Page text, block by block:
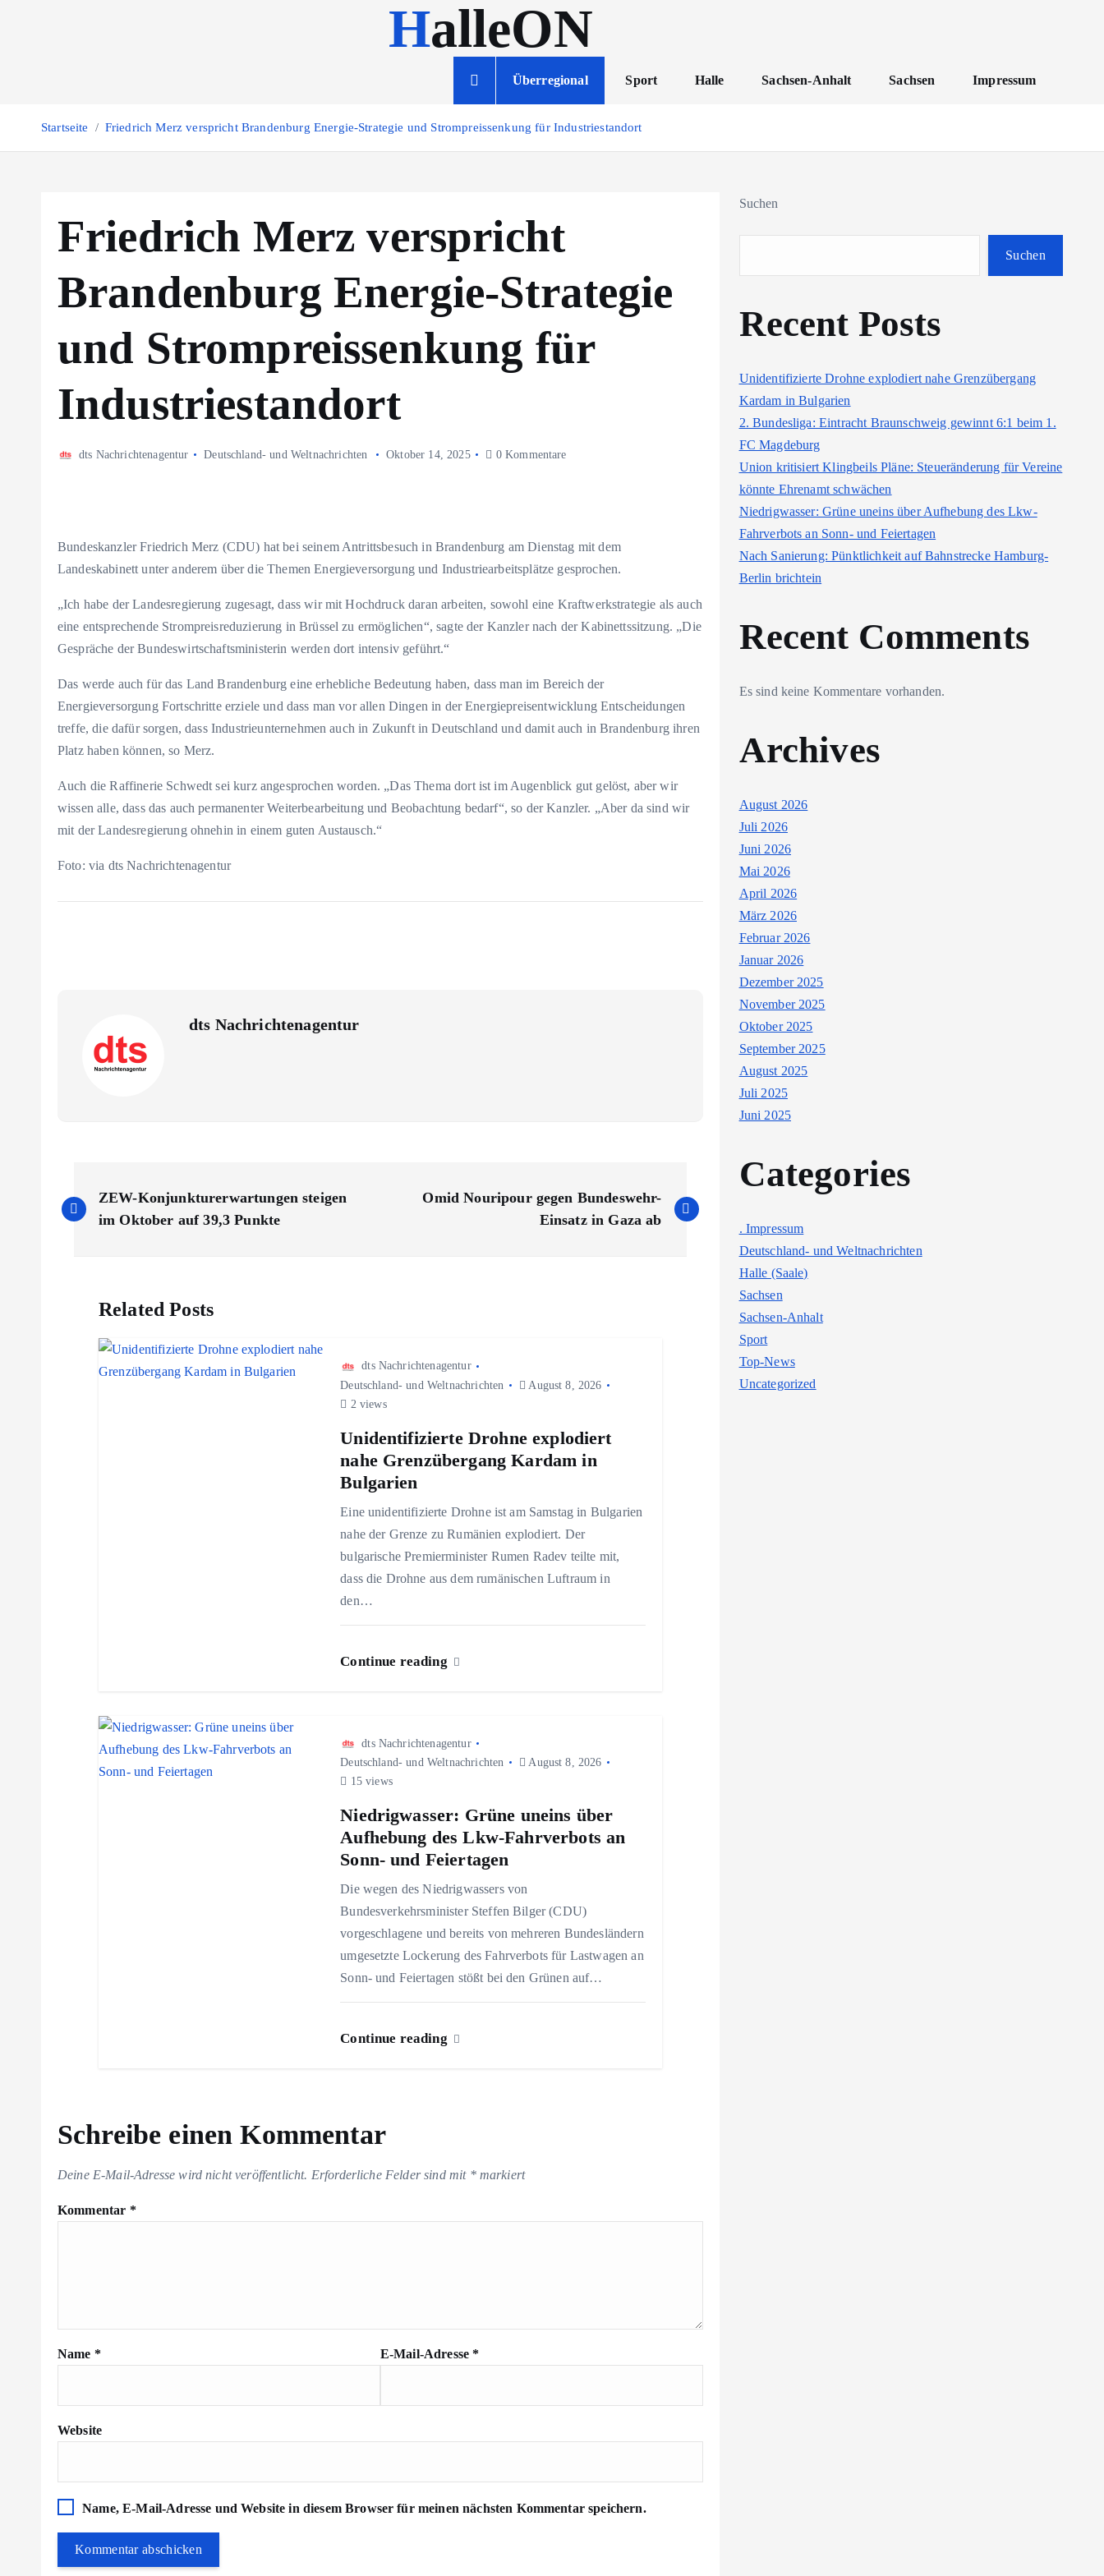
HalleON
Überregional Sport Halle Sachsen-Anhalt Sachsen Impressum
Startseite Friedrich Merz verspricht Brandenburg Energie-Strategie und Strompreissenkung für Industriestandort
Friedrich Merz verspricht
Brandenburg Energie-Strategie
und Strompreissenkung für
Industriestandort
dts Nachrichtenagentur Deutschland- und Weltnachrichten Oktober 14, 2025 0 Kommentare
Bundeskanzler Friedrich Merz (CDU) hat bei seinem Antrittsbesuch in Brandenburg am Dienstag mit dem
Landeskabinett unter anderem über die Themen Energieversorgung und Industriearbeitsplätze gesprochen.
„Ich habe der Landesregierung zugesagt, dass wir mit Hochdruck daran arbeiten, sowohl eine Kraftwerkstrategie als auch
eine entsprechende Strompreisreduzierung in Brüssel zu ermöglichen“, sagte der Kanzler nach der Kabinettssitzung. „Die
Gespräche der Bundeswirtschaftsministerin werden dort intensiv geführt.“
Das werde auch für das Land Brandenburg eine erhebliche Bedeutung haben, dass man im Bereich der
Energieversorgung Fortschritte erziele und dass man vor allen Dingen in der Energiepreisentwicklung Entscheidungen
treffe, die dafür sorgen, dass Industrieunternehmen auch in Zukunft in Deutschland und damit auch in Brandenburg ihren
Platz haben können, so Merz.
Auch die Raffinerie Schwedt sei kurz angesprochen worden. „Das Thema dort ist im Augenblick gut gelöst, aber wir
wissen alle, dass das auch permanenter Weiterbearbeitung und Beobachtung bedarf“, so der Kanzler. „Aber da sind wir
mit der Landesregierung ohnehin in einem guten Austausch.“
Foto: via dts Nachrichtenagentur
dts Nachrichtenagentur
e
ZEW-Konjunkturerwartungen steigen
im Oktober auf 39,3 Punkte
Omid Nouripour gegen Bundeswehr-
Einsatz in Gaza ab
Related Posts
dts Nachrichtenagentur
Deutschland- und Weltnachrichten
August 8, 2026
2 views
Unidentifizierte Drohne explodiert
nahe Grenzübergang Kardam in
Bulgarien
Eine unidentifizierte Drohne ist am Samstag in Bulgarien
nahe der Grenze zu Rumänien explodiert. Der
bulgarische Premierminister Rumen Radev teilte mit,
dass die Drohne aus dem rumänischen Luftraum in
den…
Continue reading
dts Nachrichtenagentur
Deutschland- und Weltnachrichten
August 8, 2026
15 views
Niedrigwasser: Grüne uneins über
Aufhebung des Lkw-Fahrverbots an
Sonn- und Feiertagen
Die wegen des Niedrigwassers von
Bundesverkehrsminister Steffen Bilger (CDU)
vorgeschlagene und bereits von mehreren Bundesländern
umgesetzte Lockerung des Fahrverbots für Lastwagen an
Sonn- und Feiertagen stößt bei den Grünen auf…
Continue reading
Schreibe einen Kommentar
Deine E-Mail-Adresse wird nicht veröffentlicht. Erforderliche Felder sind mit *markiert
Kommentar *
Name * E-Mail-Adresse *
Website
Name, E-Mail-Adresse und Website in diesem Browser für meinen nächsten Kommentar speichern.
Suchen
Suchen
Recent Posts
Unidentifizierte Drohne explodiert nahe Grenzübergang
Kardam in Bulgarien
2. Bundesliga: Eintracht Braunschweig gewinnt 6:1 beim 1.
FC Magdeburg
Union kritisiert Klingbeils Pläne: Steueränderung für Vereine
könnte Ehrenamt schwächen
Niedrigwasser: Grüne uneins über Aufhebung des Lkw-
Fahrverbots an Sonn- und Feiertagen
Nach Sanierung: Pünktlichkeit auf Bahnstrecke Hamburg-
Berlin brichtein
Recent Comments
Es sind keine Kommentare vorhanden.
Archives
August 2026
Juli 2026
Juni 2026
Mai 2026
April 2026
März 2026
Februar 2026
Januar 2026
Dezember 2025
November 2025
Oktober 2025
September 2025
August 2025
Juli 2025
Juni 2025
Categories
. Impressum
Deutschland- und Weltnachrichten
Halle (Saale)
Sachsen
Sachsen-Anhalt
Sport
Top-News
Uncategorized